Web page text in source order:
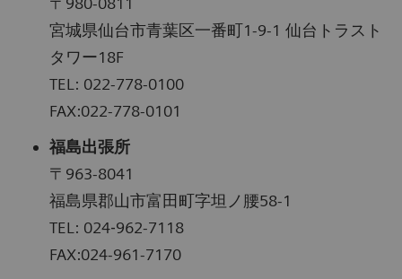
宮城県仙台市青葉区一番町1-9-1 仙台トラスト
タワー18F
TEL: 022-778-0100
FAX:022-778-0101
福島出張所
〒963-8041
福島県郡山市富田町字坦ノ腰58-1
TEL: 024‐962-7118
FAX:024-961-7170